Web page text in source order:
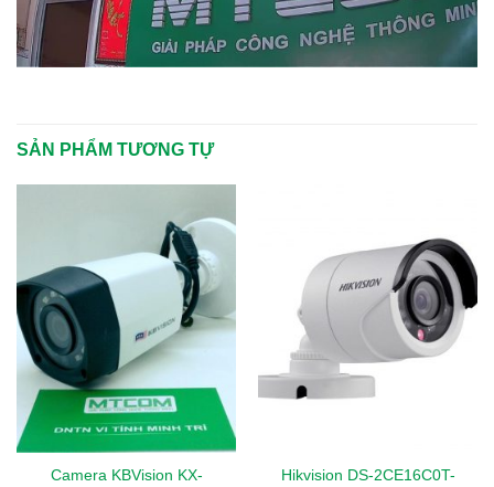
SẢN PHẨM TƯƠNG TỰ
Camera KBVision KX-
Hikvision DS-2CE16C0T-